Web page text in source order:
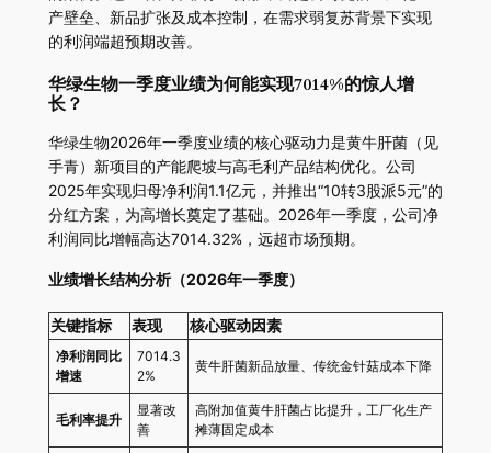
产壁垒、新品扩张及成本控制，在需求弱复苏背景下实现
的利润端超预期改善。
华绿生物一季度业绩为何能实现7014%的惊人增
长？
华绿生物2026年一季度业绩的核心驱动力是黄牛肝菌（见
手青）新项目的产能爬坡与高毛利产品结构优化。公司
2025年实现归母净利润1.1亿元，并推出“10转3股派5元”的
分红方案，为高增长奠定了基础。2026年一季度，公司净
利润同比增幅高达7014.32%，远超市场预期。
业绩增长结构分析（2026年一季度）
关键指标 表现 核心驱动因素
净利润同比
增速
7014.3
2%
黄牛肝菌新品放量、传统金针菇成本下降
毛利率提升
显著改
善
高附加值黄牛肝菌占比提升，工厂化生产
摊薄固定成本